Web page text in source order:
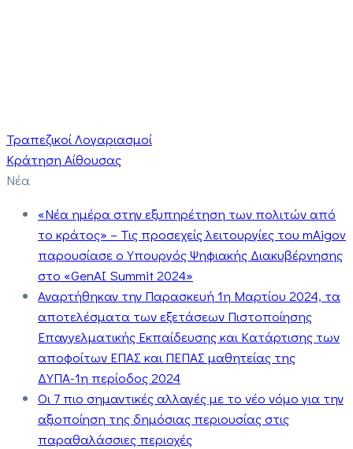
Τραπεζικοί Λογαριασμοί
Κράτηση Αίθουσας
Νέα
«Νέα ημέρα στην εξυπηρέτηση των πολιτών από
το κράτος» – Τις προσεχείς λειτουργίες του mAigov
παρουσίασε ο Υπουργός Ψηφιακής Διακυβέρνησης
στο «GenAI Summit 2024»
Αναρτήθηκαν την Παρασκευή 1η Μαρτίου 2024, τα
αποτελέσματα των εξετάσεων Πιστοποίησης
Επαγγελματικής Εκπαίδευσης και Κατάρτισης των
αποφοίτων ΕΠΑΣ και ΠΕΠΑΣ μαθητείας της
ΔΥΠΑ-1η περίοδος 2024
Οι 7 πιο σημαντικές αλλαγές με το νέο νόμο για την
αξιοποίηση της δημόσιας περιουσίας στις
παραθαλάσσιες περιοχές